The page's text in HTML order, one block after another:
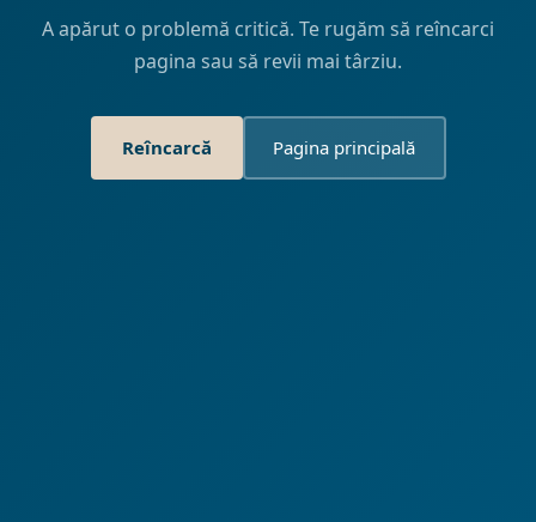
A apărut o problemă critică. Te rugăm să reîncarci
pagina sau să revii mai târziu.
Reîncarcă Pagina principală